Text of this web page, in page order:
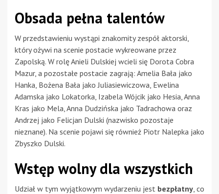
Obsada pełna talentów
W przedstawieniu wystąpi znakomity zespół aktorski,
który ożywi na scenie postacie wykreowane przez
Zapolską. W rolę Anieli Dulskiej wcieli się Dorota Cobra
Mazur, a pozostałe postacie zagrają: Amelia Bała jako
Hanka, Bożena Bała jako Juliasiewiczowa, Ewelina
Adamska jako Lokatorka, Izabela Wójcik jako Hesia, Anna
Kras jako Mela, Anna Dudzińska jako Tadrachowa oraz
Andrzej jako Felicjan Dulski (nazwisko pozostaje
nieznane). Na scenie pojawi się również Piotr Nalepka jako
Zbyszko Dulski.
Wstęp wolny dla wszystkich
Udział w tym wyjątkowym wydarzeniu jest bezpłatny , co